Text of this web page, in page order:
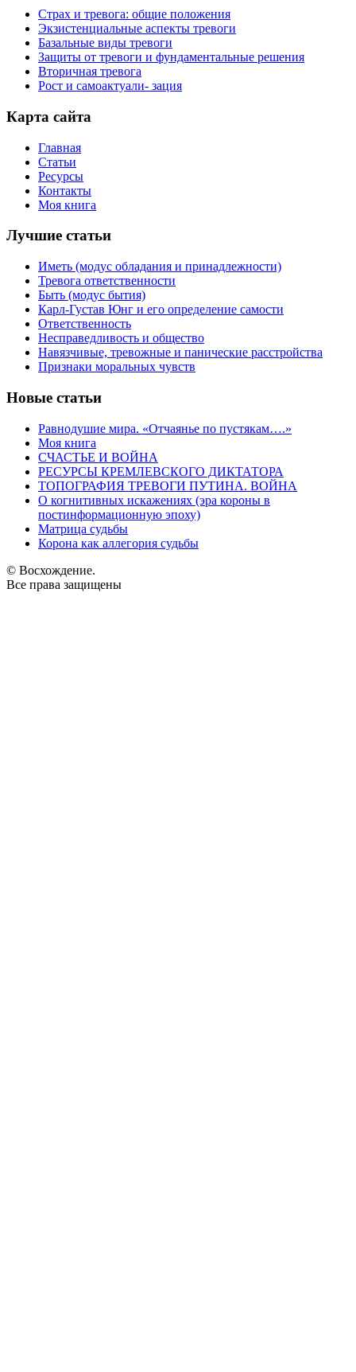
Страх и тревога: общие положения
Экзистенциальные аспекты тревоги
Базальные виды тревоги
Защиты от тревоги и фундаментальные решения
Вторичная тревога
Рост и самоактуали- зация
Карта сайта
Главная
Статьи
Ресурсы
Контакты
Моя книга
Лучшие статьи
Иметь (модус обладания и принадлежности)
Тревога ответственности
Быть (модус бытия)
Карл-Густав Юнг и его определение самости
Ответственность
Несправедливость и общество
Навязчивые, тревожные и панические расстройства
Признаки моральных чувств
Новые статьи
Равнодушие мира. «Отчаянье по пустякам….»
Моя книга
СЧАСТЬЕ И ВОЙНА
РЕСУРСЫ КРЕМЛЕВСКОГО ДИКТАТОРА
ТОПОГРАФИЯ ТРЕВОГИ ПУТИНА. ВОЙНА
О когнитивных искажениях (эра короны в
постинформационную эпоху)
Матрица судьбы
Корона как аллегория судьбы
© Восхождение.
Все права защищены